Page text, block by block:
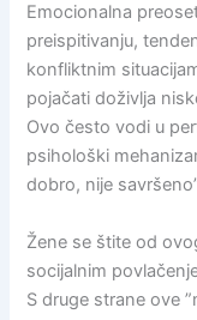
Emocionalna
preispitivanju,
konfliktnim
pojačati doživlja
Ovo često vodi u
psihološki
dobro, nije
Žene se štite od
socijalnim
S druge strane ove